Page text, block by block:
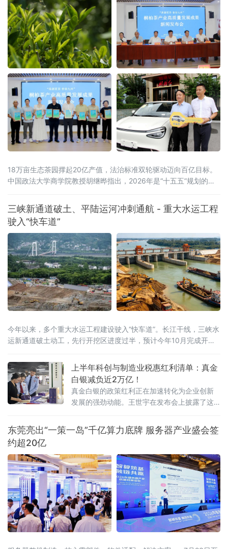
18万亩生态茶园撑起20亿产值，法治标准双轮驱动迈向百亿目标。
中国政法大学商学院教授胡继晔指出，2026年是“十五五”规划的开
（2026—2030年）》，明确到2030年全产业链规模达1.5万亿元的
目标，《扩大消费“十五五”规划》更是将茶叶列为历史经典产业；桐
柏茶产业深度契合国家
三峡新通道破土、平陆运河冲刺通航 - 重大水运工程
驶入“快车道”
今年以来，多个重大水运工程建设驶入“快车道”。长江干线，三峡水
运新通道破土动工，先行开挖区进度过半，预计今年10月完成开挖
航冲刺；东海之滨，长江口南槽航道治理二期工程开工建设，建成
后可实现5000吨级船舶全潮通航；琼岛西北，海南洋浦区域国际集
装箱枢纽港扩建工程码头主体全面完工，年内将实现分区投产。一
批水运通道相继
上半年科创与制造业税惠红利清单：真金
白银减负近2万亿！
真金白银的政策红利正在加速转化为企业创新
发展的强劲动能。王世宇在发布会上披露了这
发费用加计扣除等支持企业创新投入和技术转
让的政策减税
东莞亮出“一策一岛”千亿算力底牌 服务器产业盛会签
约超20亿